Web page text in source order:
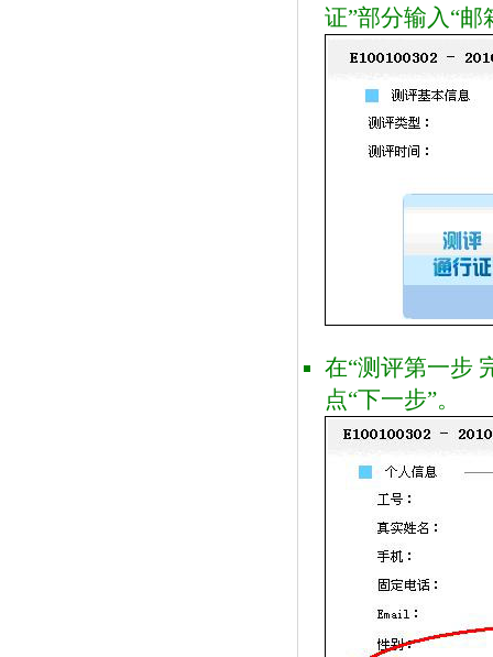
证”部分输入“邮
在“测评第一步
点“下一步”。